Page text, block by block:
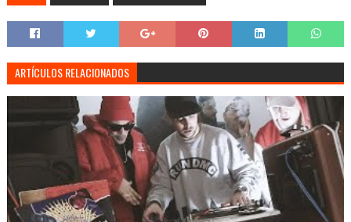
ARTÍCULOS RELACIONADOS